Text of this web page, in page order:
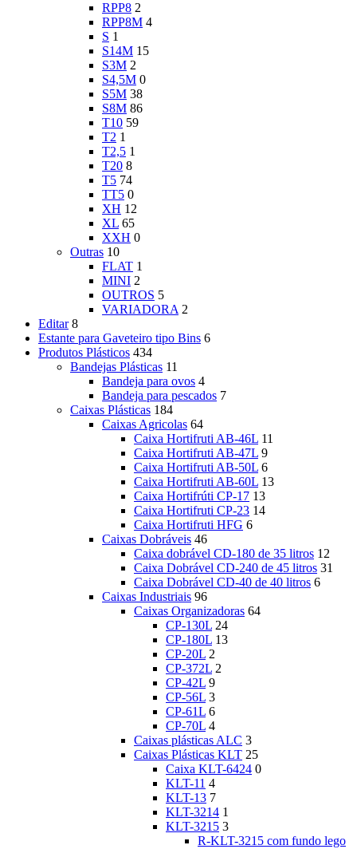
RPP8 2
RPP8M 4
S 1
S14M 15
S3M 2
S4,5M 0
S5M 38
S8M 86
T10 59
T2 1
T2,5 1
T20 8
T5 74
TT5 0
XH 12
XL 65
XXH 0
Outras 10
FLAT 1
MINI 2
OUTROS 5
VARIADORA 2
Editar 8
Estante para Gaveteiro tipo Bins 6
Produtos Plásticos 434
Bandejas Plásticas 11
Bandeja para ovos 4
Bandeja para pescados 7
Caixas Plásticas 184
Caixas Agricolas 64
Caixa Hortifruti AB-46L 11
Caixa Hortifruti AB-47L 9
Caixa Hortifruti AB-50L 6
Caixa Hortifruti AB-60L 13
Caixa Hortifrúti CP-17 13
Caixa Hortifruti CP-23 14
Caixa Hortifruti HFG 6
Caixas Dobráveis 46
Caixa dobrável CD-180 de 35 litros 12
Caixa Dobrável CD-240 de 45 litros 31
Caixa Dobrável CD-40 de 40 litros 6
Caixas Industriais 96
Caixas Organizadoras 64
CP-130L 24
CP-180L 13
CP-20L 2
CP-372L 2
CP-42L 9
CP-56L 3
CP-61L 6
CP-70L 4
Caixas plásticas ALC 3
Caixas Plásticas KLT 25
Caixa KLT-6424 0
KLT-11 4
KLT-13 7
KLT-3214 1
KLT-3215 3
R-KLT-3215 com fundo lego